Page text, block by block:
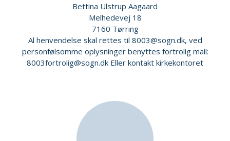
Bettina Ulstrup Aagaard
Melhedevej 18
7160 Tørring
Al henvendelse skal rettes til 8003@sogn.dk, ved
personfølsomme oplysninger benyttes fortrolig mail:
8003fortrolig@sogn.dk Eller kontakt kirkekontoret